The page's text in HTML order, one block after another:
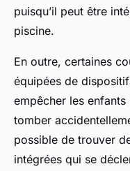
puisqu’il peut être
piscine.
En outre, certaines
équipées de
empêcher les
tomber
possible de trouver
intégrées qui se